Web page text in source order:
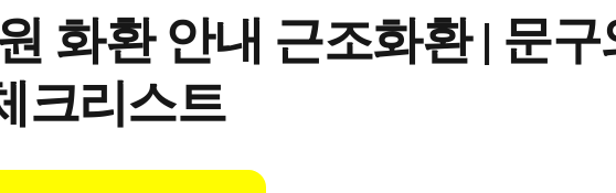
화환 안내 근조화환 | 문
크리스트